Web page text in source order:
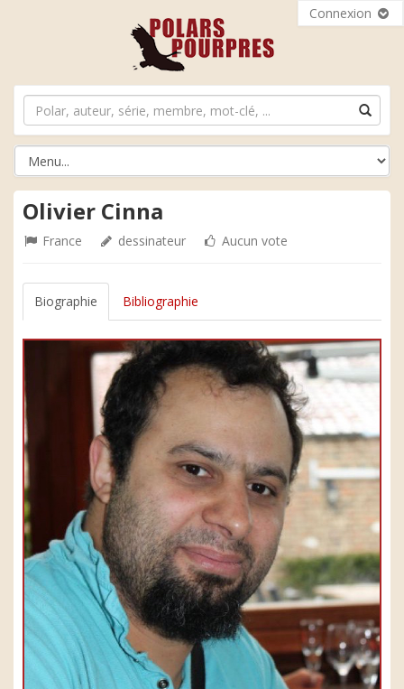
Connexion
Olivier Cinna
France dessinateur Aucun vote
Biographie Bibliographie